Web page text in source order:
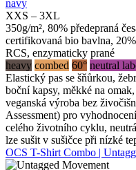
navy
XXS – 3XL
350g/m², 80% předepraná
certifikovaná bio bavlna,
RCS, enzymaticky prané
heavy combed 60° neutral
Elastický pas se šňůrkou,
boční kapsy, měkké na
veganská výroba bez
Assessment) pro
celého životního cyklu,
lze sušit v sušičce při nízké
OCS T-Shirt Combo |